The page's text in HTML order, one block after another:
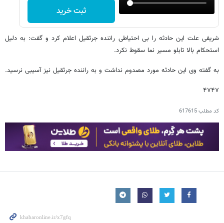
ثبت خرید
شریفی علت این حادثه را بی احتیاطی راننده جرثقیل اعلام کرد و گفت: به دلیل
استحکام بالا تابلو مسیر نما سقوط نکرد.
به گفته وی این حادثه مورد مصدوم نداشت و به راننده جرثقیل نیز آسیبی نرسید.
۴۷۴۷
کد مطلب617615